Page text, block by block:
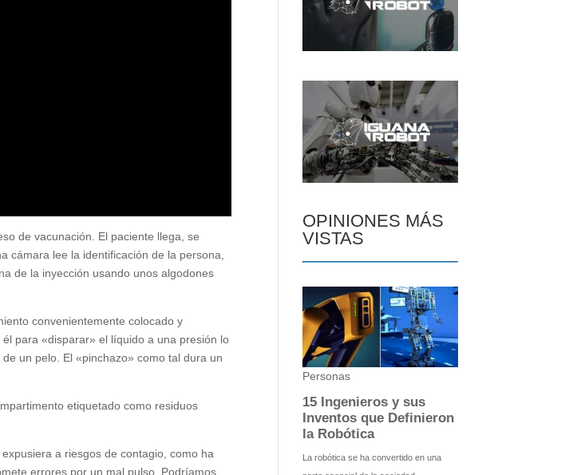
de vacunación. El paciente llega, se
cámara lee la identificación de la persona,
de la inyección usando unos algodones
convenientemente colocado y
para «disparar» el líquido a una presión lo
un pelo. El «pinchazo» como tal dura un
etiquetado como residuos
a riesgos de contagio, como ha
errores por un mal pulso. Podríamos
OPINIONES MÁS
VISTAS